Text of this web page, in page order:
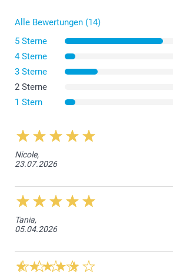
Die Schüssel im Frühstücksformat
morgens sein Müsli zu geniessen.
Die Schale im Dessertformat, um bei
Freunden Häppchen zu teilen.
Alle Bewertungen (14)
5 Sterne
4 Sterne
3 Sterne
2 Sterne
1 Stern
Nicole,
23.07.2026
Tania,
05.04.2026